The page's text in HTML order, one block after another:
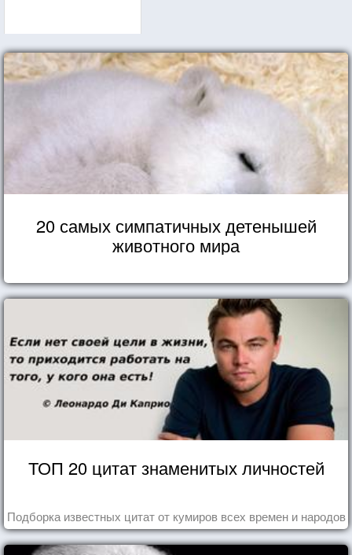
20 самых симпатичных детенышей
животного мира
ТОП 20 цитат знаменитых личностей
Подборка известных цитат от кумиров всех времен и народов